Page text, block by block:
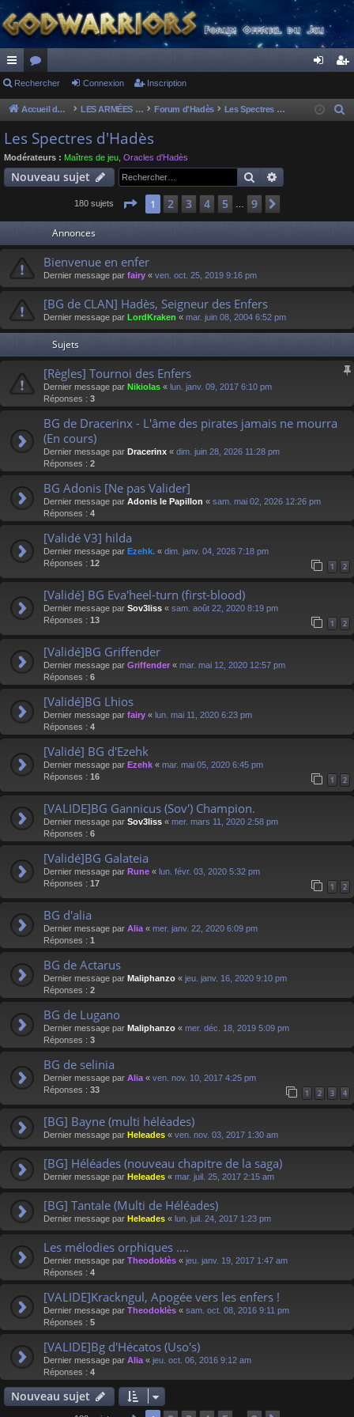
ac
co
ur
ci
or
u
m
s
ne cri
Rechercher Connexion Inscription
Accueil du forum LES ARMÉES DIVINES - FORUMS DE CLAN Forum d'Hadès Les Spectres d'Hadès
e
Les Spectres d'Hadès
Modérateurs : Maîtres de jeu Oracles d'Hadès
Nouveau sujet Rechercher
180 sujets Page 1sur
1 2 3 4 5 9
Annonces
Bienvenue en enfer
Dernier message par fairy « ven. oct. 25, 2019 9:16 pm
[BG de CLAN] Hadès, Seigneur des Enfers
Dernier message par LordKraken « mar. juin 08, 2004 6:52 pm
Sujets
[Règles] Tournoi des Enfers
Dernier message par Nikiolas « lun. janv. 09, 2017 6:10 pm
Réponses : 3
BG de Dracerinx - L'âme des pirates jamais ne mourra
(En cours)
Dernier message par Dracerinx « dim. juin 28, 2026 11:28 pm
Réponses : 2
BG Adonis [Ne pas Valider]
Dernier message par Adonis le Papillon « sam. mai 02, 2026 12:26 pm
Réponses : 4
[Validé V3] hilda
Dernier message par Ezehk. « dim. janv. 04, 2026 7:18 pm
Réponses : 12 1 2
[Validé] BG Eva'heel-turn (first-blood)
Dernier message par Sov3liss « sam. août 22, 2020 8:19 pm
Réponses : 13 1 2
[Validé]BG Griffender
Dernier message par Griffender « mar. mai 12, 2020 12:57 pm
Réponses : 6
[Validé]BG Lhios
Dernier message par fairy « lun. mai 11, 2020 6:23 pm
Réponses : 4
[Validé] BG d'Ezehk
Dernier message par Ezehk « mar. mai 05, 2020 6:45 pm
Réponses : 16 1 2
[VALIDE]BG Gannicus (Sov') Champion.
Dernier message par Sov3liss « mer. mars 11, 2020 2:58 pm
Réponses : 6
[Validé]BG Galateia
Dernier message par Rune « lun. févr. 03, 2020 5:32 pm
Réponses : 17 1 2
BG d'alia
Dernier message par Alia « mer. janv. 22, 2020 6:09 pm
Réponses : 1
BG de Actarus
Dernier message par Maliphanzo « jeu. janv. 16, 2020 9:10 pm
Réponses : 2
BG de Lugano
Dernier message par Maliphanzo « mer. déc. 18, 2019 5:09 pm
Réponses : 3
BG de selinia
Dernier message par Alia « ven. nov. 10, 2017 4:25 pm
Réponses : 33 1 2 3 4
[BG] Bayne (multi héléades)
Dernier message par Heleades « ven. nov. 03, 2017 1:30 am
[BG] Héléades (nouveau chapitre de la saga)
Dernier message par Heleades « mar. juil. 25, 2017 2:15 am
[BG] Tantale (Multi de Héléades)
Dernier message par Heleades « lun. juil. 24, 2017 1:23 pm
Les mélodies orphiques ....
Dernier message par Theodoklès « jeu. janv. 19, 2017 1:47 am
Réponses : 4
[VALIDE]Krackngul, Apogée vers les enfers !
Dernier message par Theodoklès « sam. oct. 08, 2016 9:11 pm
Réponses : 5
[VALIDE]Bg d'Hécatos (Uso's)
Dernier message par Alia « jeu. oct. 06, 2016 9:12 am
Réponses : 4
Nouveau sujet